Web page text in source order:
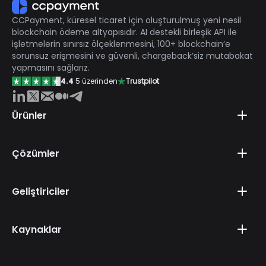
gereksinimlerine sahip olabilir ve bu da web sitesi
sahiplerinin üzerindeki idari yükü azaltır.
CCPayment, küresel ticaret için oluşturulmuş yeni nesil
blockchain ödeme altyapısıdır. AI destekli birleşik API ile
işletmelerin sınırsız ölçeklenmesini, 100+ blockchain’e
sorunsuz erişmesini ve güvenli, chargeback’siz mutabakat
yapmasını sağlarız.
4.4 5 üzerinden Trustpilot
Ürünler
Çözümler
Geliştiriciler
Kaynaklar